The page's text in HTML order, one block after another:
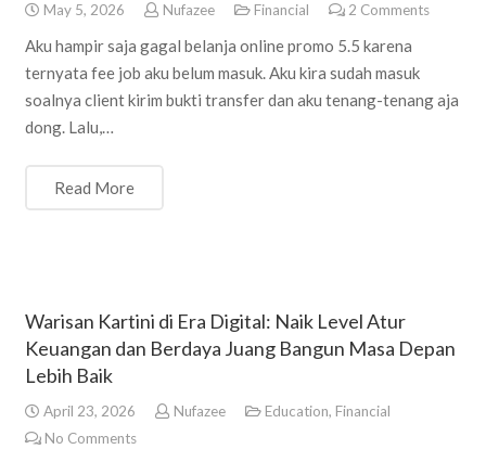
May 5, 2026 Nufazee Financial 2 Comments
Aku hampir saja gagal belanja online promo 5.5 karena
ternyata fee job aku belum masuk. Aku kira sudah masuk
soalnya client kirim bukti transfer dan aku tenang-tenang aja
dong. Lalu,…
Read More
Warisan Kartini di Era Digital: Naik Level Atur
Keuangan dan Berdaya Juang Bangun Masa Depan
Lebih Baik
April 23, 2026 Nufazee Education, Financial
No Comments